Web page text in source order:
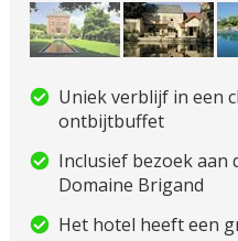
Uniek verblijf in een
ontbijtbuffet
Inclusief bezoek aan
Domaine Brigand
Het hotel heeft een